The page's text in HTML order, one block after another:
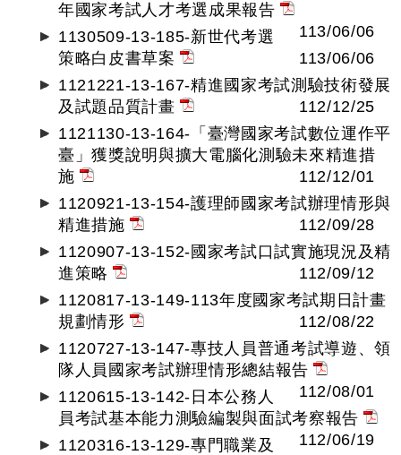
年國家考試人才考選成果報告
113/06/06
1130509-13-185-新世代考選
策略白皮書草案
113/06/06
1121221-13-167-精進國家考試測驗技術發展
及試題品質計畫
112/12/25
1121130-13-164-「臺灣國家考試數位運作平
臺」獲獎說明與擴大電腦化測驗未來精進措
施
112/12/01
1120921-13-154-護理師國家考試辦理情形與
精進措施
112/09/28
1120907-13-152-國家考試口試實施現況及精
進策略
112/09/12
1120817-13-149-113年度國家考試期日計畫
規劃情形
112/08/22
1120727-13-147-專技人員普通考試導遊、領
隊人員國家考試辦理情形總結報告
112/08/01
1120615-13-142-日本公務人
員考試基本能力測驗編製與面試考察報告
112/06/19
1120316-13-129-專門職業及